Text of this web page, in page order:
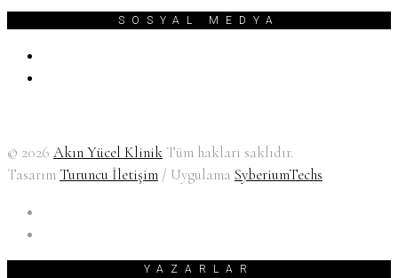
SOSYAL MEDYA
© 2026 Akın Yücel Klinik Tüm hakları saklıdır.
Tasarım Turuncu İletişim / Uygulama SyberiumTechs
YAZARLAR